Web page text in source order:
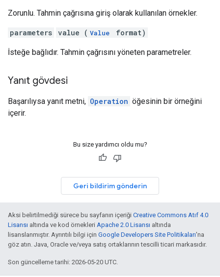
Zorunlu. Tahmin çağrısına giriş olarak kullanılan örnekler.
parameters value ( Value format)
İsteğe bağlıdır. Tahmin çağrısını yöneten parametreler.
Yanıt gövdesi
Başarılıysa yanıt metni, Operation öğesinin bir örneğini
içerir.
Bu size yardımcı oldu mu?
Geri bildirim gönderin
Aksi belirtilmediği sürece bu sayfanın içeriği Creative Commons Atıf 4.0
Lisansı altında ve kod örnekleri Apache 2.0 Lisansı altında
lisanslanmıştır. Ayrıntılı bilgi için Google Developers Site Politikaları'na
göz atın. Java, Oracle ve/veya satış ortaklarının tescilli ticari markasıdır.
Son güncelleme tarihi: 2026-05-20 UTC.